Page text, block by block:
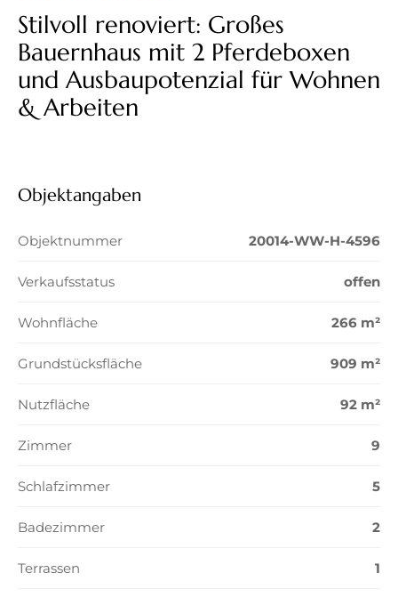
Stilvoll renoviert: Großes
Bauernhaus mit 2 Pferdeboxen
und Ausbaupotenzial für Wohnen
& Arbeiten
Objektangaben
Objektnummer 20014-WW-H-4596
Verkaufsstatus offen
Wohnfläche 266 m²
Grundstücksfläche 909 m²
Nutzfläche 92 m²
Zimmer 9
Schlafzimmer 5
Badezimmer 2
Terrassen 1